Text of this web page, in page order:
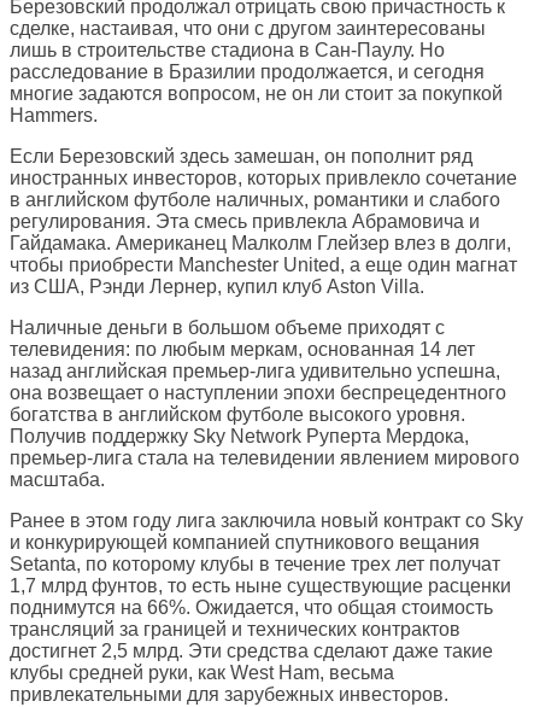
Березовский продолжал отрицать свою причастность к
сделке, настаивая, что они с другом заинтересованы
лишь в строительстве стадиона в Сан-Паулу. Но
расследование в Бразилии продолжается, и сегодня
многие задаются вопросом, не он ли стоит за покупкой
Hammers.
Если Березовский здесь замешан, он пополнит ряд
иностранных инвесторов, которых привлекло сочетание
в английском футболе наличных, романтики и слабого
регулирования. Эта смесь привлекла Абрамовича и
Гайдамака. Американец Малколм Глейзер влез в долги,
чтобы приобрести Manchester United, а еще один магнат
из США, Рэнди Лернер, купил клуб Aston Villa.
Наличные деньги в большом объеме приходят с
телевидения: по любым меркам, основанная 14 лет
назад английская премьер-лига удивительно успешна,
она возвещает о наступлении эпохи беспрецедентного
богатства в английском футболе высокого уровня.
Получив поддержку Sky Network Руперта Мердока,
премьер-лига стала на телевидении явлением мирового
масштаба.
Ранее в этом году лига заключила новый контракт со Sky
и конкурирующей компанией спутникового вещания
Setanta, по которому клубы в течение трех лет получат
1,7 млрд фунтов, то есть ныне существующие расценки
поднимутся на 66%. Ожидается, что общая стоимость
трансляций за границей и технических контрактов
достигнет 2,5 млрд. Эти средства сделают даже такие
клубы средней руки, как West Ham, весьма
привлекательными для зарубежных инвесторов.